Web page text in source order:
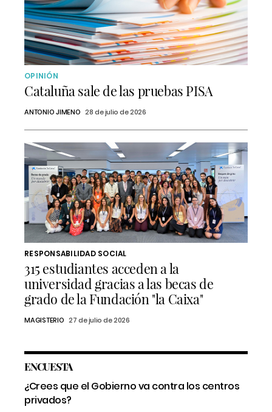
OPINIÓN
Cataluña sale de las pruebas PISA
ANTONIO JIMENO 28 de julio de 2026
RESPONSABILIDAD SOCIAL
315 estudiantes acceden a la
universidad gracias a las becas de
grado de la Fundación "la Caixa"
MAGISTERIO 27 de julio de 2026
ENCUESTA
¿Crees que el Gobierno va contra los centros
privados?